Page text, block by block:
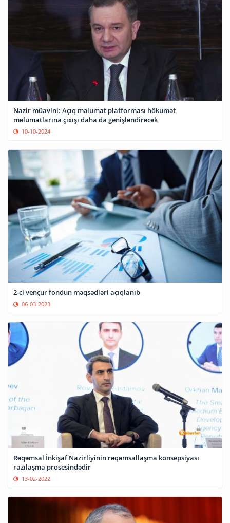
Nazir müavini: Açıq məlumat platforması hökumət
məlumatlarına çıxışı daha da genişləndirəcək
10-10-2024
2-ci vençur fondun məqsədləri açıqlanıb
06-03-2023
Rəqəmsal İnkişaf Nazirliyinin rəqəmsallaşma konsepsiyası
razılaşma prosesindədir
13-02-2022